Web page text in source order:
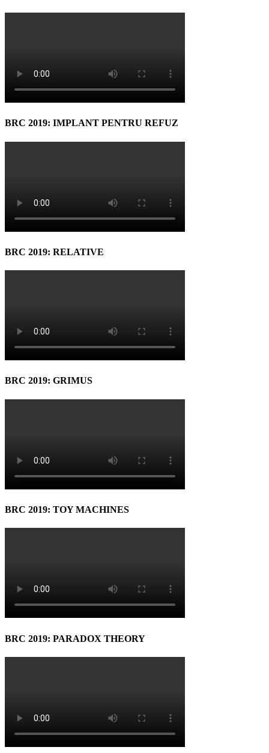
BRC 2019: IMPLANT PENTRU REFUZ
BRC 2019: RELATIVE
BRC 2019: GRIMUS
BRC 2019: TOY MACHINES
BRC 2019: PARADOX THEORY